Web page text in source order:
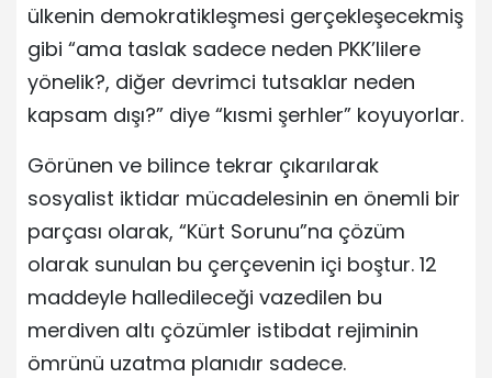
ülkenin demokratikleşmesi gerçekleşecekmiş
gibi “ama taslak sadece neden PKK’lilere
yönelik?, diğer devrimci tutsaklar neden
kapsam dışı?” diye “kısmi şerhler” koyuyorlar.
Görünen ve bilince tekrar çıkarılarak
sosyalist iktidar mücadelesinin en önemli bir
parçası olarak, “Kürt Sorunu”na çözüm
olarak sunulan bu çerçevenin içi boştur. 12
maddeyle halledileceği vazedilen bu
merdiven altı çözümler istibdat rejiminin
ömrünü uzatma planıdır sadece.